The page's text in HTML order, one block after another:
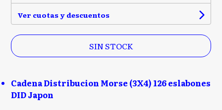
Ver cuotas y descuentos
SIN STOCK
Cadena Distribucion Morse (3X4) 126 eslabones
DID Japon